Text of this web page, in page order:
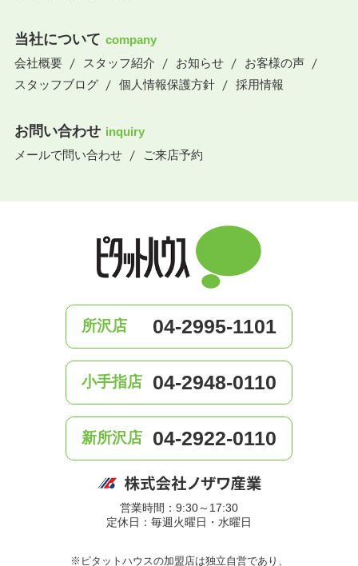
当社について company
会社概要
スタッフ紹介 お知らせ
お客様の声
スタッフブログ
個人情報保護方針 採用情報
お問い合わせ inquiry
メールで問い合わせ
ご来店予約
所沢店 04-2995-1101
小手指店 04-2948-0110
新所沢店 04-2922-0110
営業時間：9:30～17:30
定休日：毎週火曜日・水曜日
※ピタットハウスの加盟店は独立自営であり、